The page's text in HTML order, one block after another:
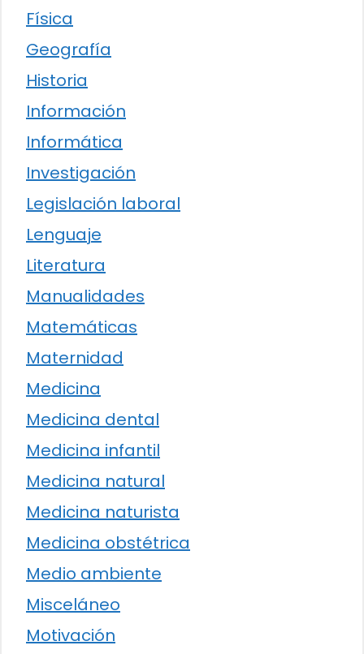
Física
Geografía
Historia
Información
Informática
Investigación
Legislación laboral
Lenguaje
Literatura
Manualidades
Matemáticas
Maternidad
Medicina
Medicina dental
Medicina infantil
Medicina natural
Medicina naturista
Medicina obstétrica
Medio ambiente
Misceláneo
Motivación